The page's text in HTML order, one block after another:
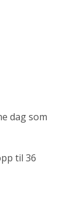
dag som
til 36